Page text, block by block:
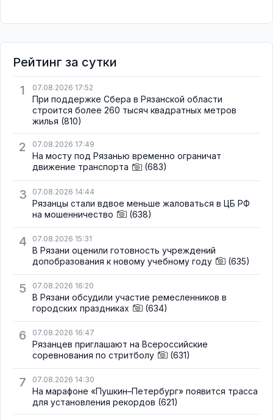
Рейтинг за сутки
1
07.08.2026 17:52
При поддержке Сбера в Рязанской области
строится более 260 тысяч квадратных метров
жилья (810)
2 07.08.2026 17:49
На мосту под Рязанью временно ограничат
движение транспорта
(683)
3 07.08.2026 14:44
Рязанцы стали вдвое меньше жаловаться в ЦБ РФ
на мошенничество
(638)
4 07.08.2026 15:31
В Рязани оценили готовность учреждений
допобразования к новому учебному году
(635)
5 07.08.2026 16:20
В Рязани обсудили участие ремесленников в
городских праздниках
(634)
6 07.08.2026 16:47
Рязанцев приглашают на Всероссийские
соревнования по стритболу
(631)
7 07.08.2026 14:30
На марафоне «Пушкин–Петербург» появится трасса
для установления рекордов (621)